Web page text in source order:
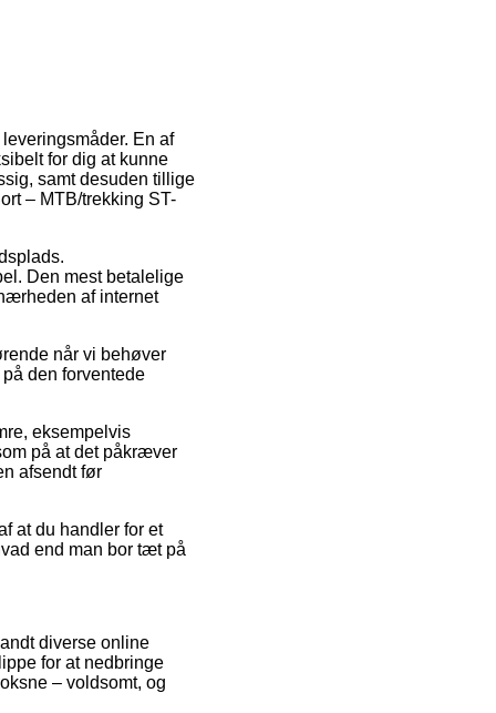
En af
for dig at kunne
samt desuden tillige
– MTB/trekking ST-
Den mest betalelige
af internet
når vi behøver
den forventede
eksempelvis
på at det påkræver
afsendt før
at du handler for et
end man bor tæt på
diverse online
for at nedbringe
– voldsomt, og